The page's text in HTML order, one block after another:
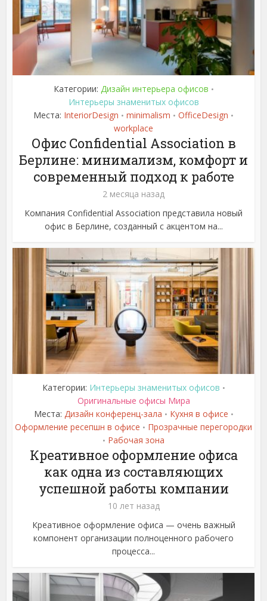
Категории: Дизайн интерьера офисов •
Интерьеры знаменитых офисов
Места: InteriorDesign • minimalism • OfficeDesign •
workplace
Офис Confidential Association в
Берлине: минимализм, комфорт и
современный подход к работе
2 месяца назад
Компания Confidential Association представила новый
офис в Берлине, созданный с акцентом на...
Категории: Интерьеры знаменитых офисов •
Оригинальные офисы Мира
Места: Дизайн конференц-зала • Кухня в офисе •
Оформление ресепшн в офисе • Прозрачные перегородки
• Рабочая зона
Креативное оформление офиса
как одна из составляющих
успешной работы компании
10 лет назад
Креативное оформление офиса — очень важный
компонент организации полноценного рабочего
процесса...